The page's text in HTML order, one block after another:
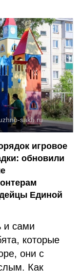
sakh.ru
игровое
обновили
Единой
и сами
которые
они с
Как